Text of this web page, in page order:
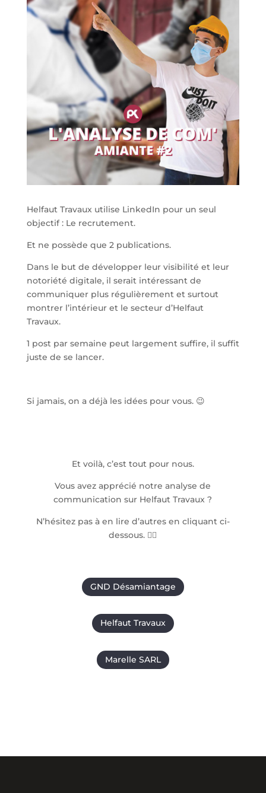
Helfaut Travaux utilise LinkedIn pour un seul
objectif : Le recrutement.
Et ne possède que 2 publications.
Dans le but de développer leur visibilité et leur
notoriété digitale, il serait intéressant de
communiquer plus régulièrement et surtout
montrer l’intérieur et le secteur d’Helfaut
Travaux.
1 post par semaine peut largement suffire, il suffit
juste de se lancer.
Si jamais, on a déjà les idées pour vous. 😉
Et voilà, c’est tout pour nous.
Vous avez apprécié notre analyse de
communication sur Helfaut Travaux ?
N’hésitez pas à en lire d’autres en cliquant ci-
dessous. 👇🏻
GND Désamiantage
Helfaut Travaux
Marelle SARL